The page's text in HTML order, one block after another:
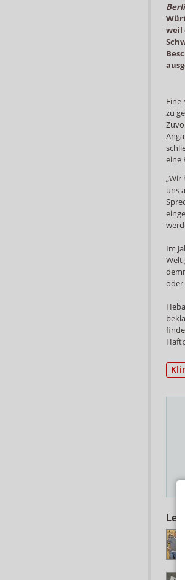
weil
zu
eine
„Wir
uns
Im
Welt
oder